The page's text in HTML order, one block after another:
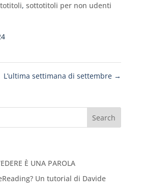
, sottotitoli per non udenti
L’ultima settimana di settembre →
È UNA PAROLA
Un tutorial di Davide